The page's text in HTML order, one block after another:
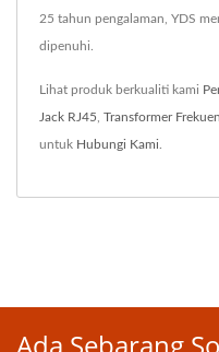
25 tahun pengalaman, YDS
dipenuhi.
Lihat produk berkualiti kami
Jack RJ45 Transformer
untuk Hubungi Kami